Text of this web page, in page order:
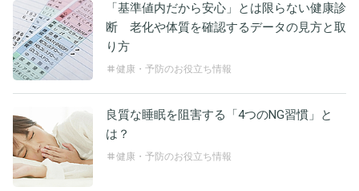
「基準値内だから安心」とは限らない健康診
断 老化や体質を確認するデータの見方と取
り方
健康・予防のお役立ち情報
良質な睡眠を阻害する「4つのNG習慣」と
は？
健康・予防のお役立ち情報